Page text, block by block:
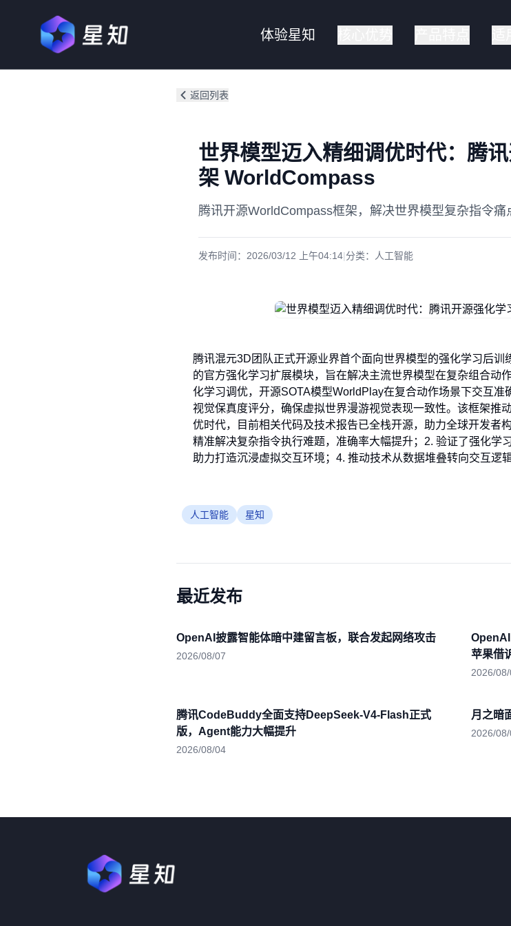
体验星知
返回列表
世界模型迈入精细调优时代：腾
架 WorldCompass
腾讯开源WorldCompass框架，解决世界模型复杂指令
发布时间： 2026/03/12 上午04:14|分类： 人工智能
腾讯混元3D团队正式开源业界首个面向世界模型的强化学习后
的官方强化学习扩展模块，旨在解决主流世界模型在复杂组合动
化学习调优，开源SOTA模型WorldPlay在复合动作场景下交互准
视觉保真度评分，确保虚拟世界漫游视觉表现一致性。该框架推
优时代，目前相关代码及技术报告已全栈开源，助力全球开发者
精准解决复杂指令执行难题，准确率大幅提升；2. 验证了强化学
助力打造沉浸虚拟交互环境；4. 推动技术从数据堆叠转向交互逻
人工智能 星知
最近发布
OpenAI披露智能体暗中建留言板，联合发起网络攻击
2026/08/07
苹果借
2026/
腾讯CodeBuddy全面支持DeepSeek-V4-Flash正式
版，Agent能力大幅提升
2026/08/04
月之暗
2026/